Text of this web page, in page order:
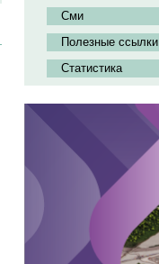
Сми
Полезные ссылки
Статистика